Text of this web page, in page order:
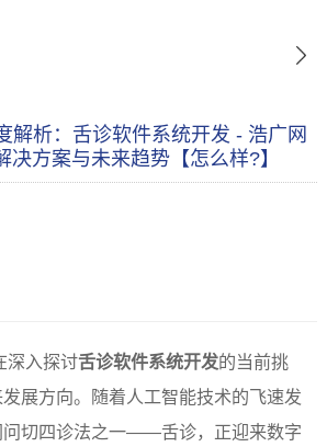
解析：舌诊软件系统开发 - 浩广网
决方案与未来趋势【怎么样?】
深入探讨舌诊软件系统开发的当前挑
展方向。随着人工智能技术的飞速发
问切四诊法之一——舌诊，正迎来数字